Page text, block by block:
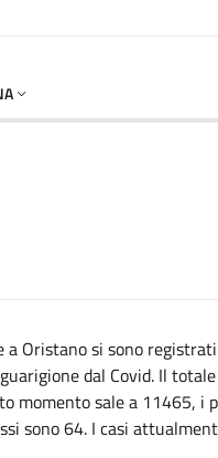
a Oristano si sono
dal Covid. Il
momento sale a 11465, i
sono 64. I casi